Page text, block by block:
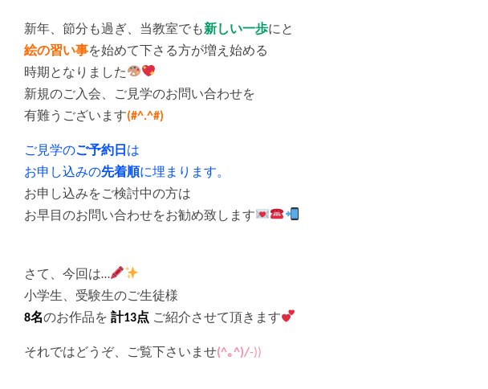
新年、節分も過ぎ、当教室でも新しい一歩にと
絵の習い事を始めて下さる方が増え始める
時期となりました
新規のご入会、ご見学のお問い合わせを
有難うございます(#^.^#)
ご見学のご予約日 は
お申し込みの先着順に埋まります。
お申し込みをご検討中の方は
お早目のお問い合わせをお勧め致します
さて、今回は…
小学生、受験生のご生徒様
8名のお作品を 計13点 ご紹介させて頂きます
それではどうぞ、ご覧下さいませ(^｡^)/-))